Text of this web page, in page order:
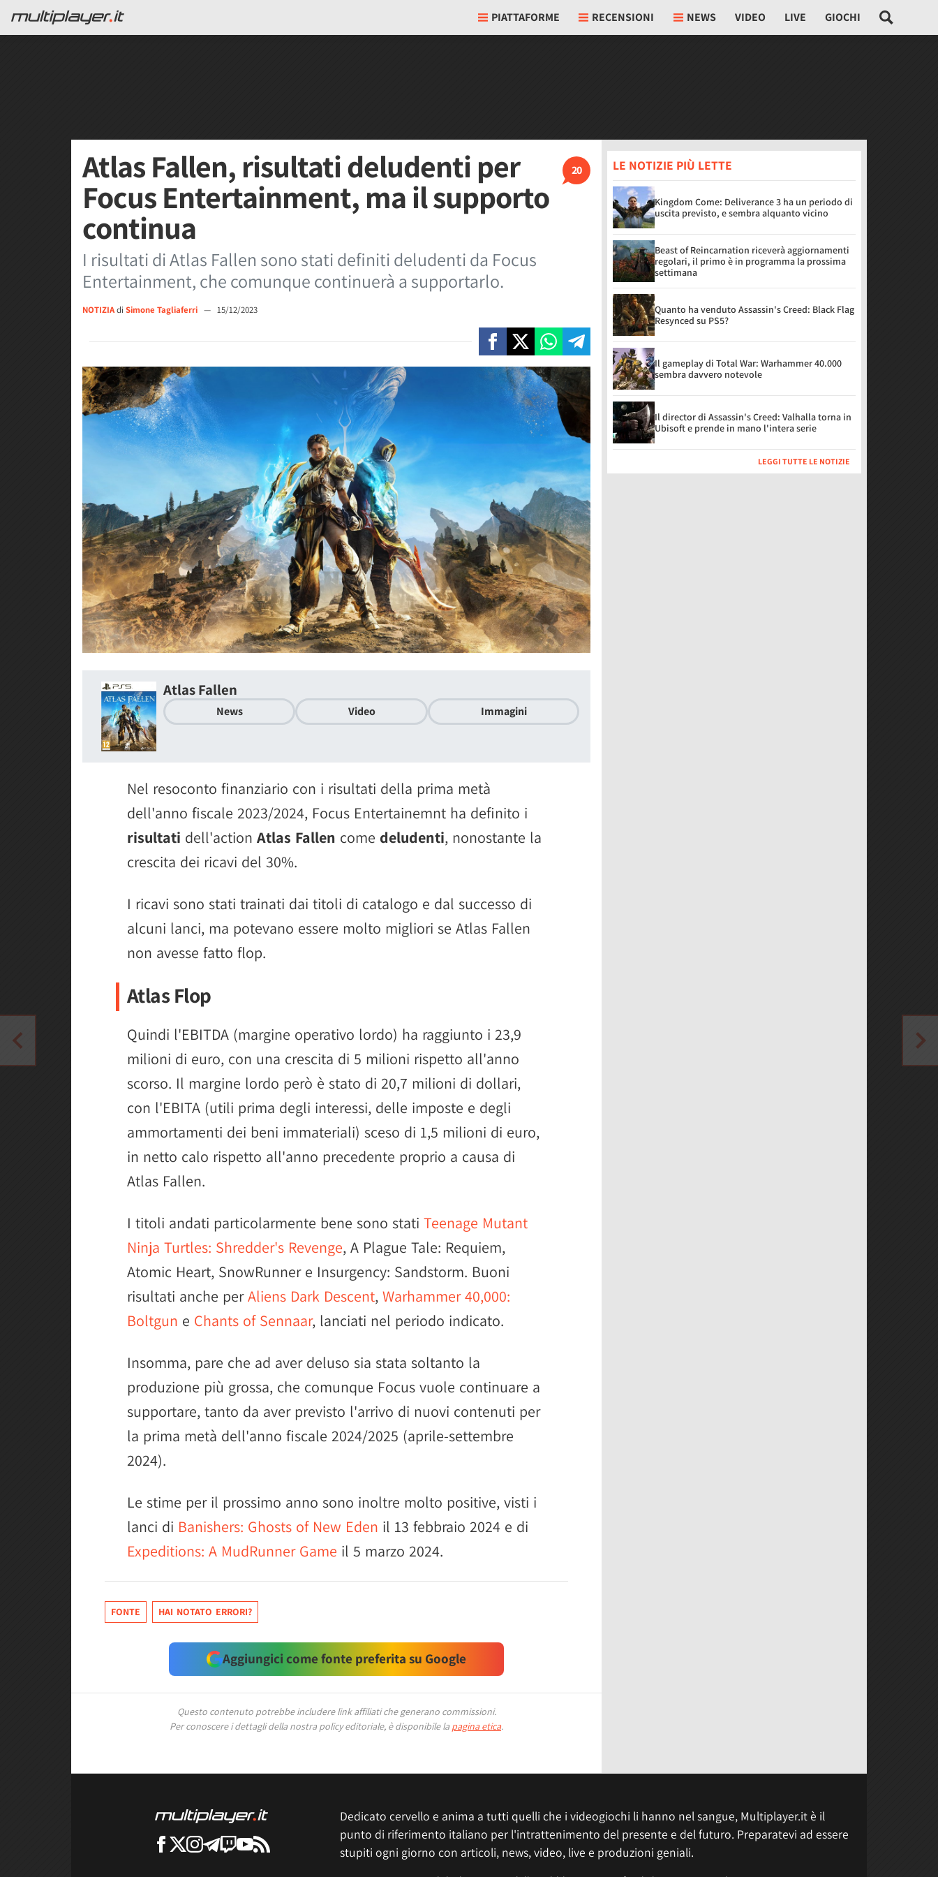
PIATTAFORME RECENSIONI NEWS VIDEO LIVE GIOCHI
20
Atlas Fallen, risultati deludenti per
Focus Entertainment, ma il supporto
continua
I risultati di Atlas Fallen sono stati definiti deludenti da Focus
Entertainment, che comunque continuerà a supportarlo.
NOTIZIAdi Simone Tagliaferri — 15/12/2023
Atlas Fallen
News Video Immagini
Nel resoconto finanziario con i risultati della prima metà
dell'anno fiscale 2023/2024, Focus Entertainemnt ha definito i
risultati dell'action Atlas Fallen come deludenti, nonostante la
crescita dei ricavi del 30%.
I ricavi sono stati trainati dai titoli di catalogo e dal successo di
alcuni lanci, ma potevano essere molto migliori se Atlas Fallen
non avesse fatto flop.
Atlas Flop
Quindi l'EBITDA (margine operativo lordo) ha raggiunto i 23,9
milioni di euro, con una crescita di 5 milioni rispetto all'anno
scorso. Il margine lordo però è stato di 20,7 milioni di dollari,
con l'EBITA (utili prima degli interessi, delle imposte e degli
ammortamenti dei beni immateriali) sceso di 1,5 milioni di euro,
in netto calo rispetto all'anno precedente proprio a causa di
Atlas Fallen.
I titoli andati particolarmente bene sono stati Teenage Mutant
Ninja Turtles: Shredder's Revenge, A Plague Tale: Requiem,
Atomic Heart, SnowRunner e Insurgency: Sandstorm. Buoni
risultati anche perAliens Dark Descent, Warhammer 40,000:
Boltgun e Chants of Sennaar, lanciati nel periodo indicato.
Insomma, pare che ad aver deluso sia stata soltanto la
produzione più grossa, che comunque Focus vuole continuare a
supportare, tanto da aver previsto l'arrivo di nuovi contenuti per
la prima metà dell'anno fiscale 2024/2025 (aprile-settembre
2024).
Le stime per il prossimo anno sono inoltre molto positive, visti i
lanci di Banishers: Ghosts of New Eden il 13 febbraio 2024 e di
Expeditions: A MudRunner Game il 5 marzo 2024.
FONTE HAI NOTATO ERRORI?
Aggiungici come fonte preferita su Google
Questo contenuto potrebbe includere link affiliati che generano commissioni.
Per conoscere i dettagli della nostra policy editoriale, è disponibile la pagina etica.
LE NOTIZIE PIÙ LETTE
Kingdom Come: Deliverance 3 ha un periodo di
uscita previsto, e sembra alquanto vicino
Beast of Reincarnation riceverà aggiornamenti
regolari, il primo è in programma la prossima
settimana
Quanto ha venduto Assassin's Creed: Black Flag
Resynced su PS5?
Il gameplay di Total War: Warhammer 40.000
sembra davvero notevole
Il director di Assassin's Creed: Valhalla torna in
Ubisoft e prende in mano l'intera serie
LEGGI TUTTE LE NOTIZIE
Dedicato cervello e anima a tutti quelli che i videogiochi li hanno nel sangue, Multiplayer.it è il
punto di riferimento italiano per l'intrattenimento del presente e del futuro. Preparatevi ad essere
stupiti ogni giorno con articoli, news, video, live e produzioni geniali.